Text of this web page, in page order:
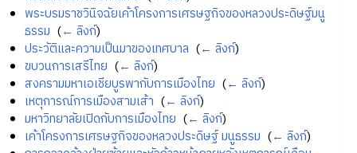
พระบรมราชวินิจฉัยเค้าโครงการเศรษฐกิจของหลวงประดิษฐ์มนู
ธรรม (← ลิงก์)
ประวัติและความเป็นมาของเทศบาล (← ลิงก์)
ขบวนการเสรีไทย (← ลิงก์)
สงครามมหาเอเชียบูรพากับการเมืองไทย (← ลิงก์)
เหตุการณ์การเมืองสามเส้า (← ลิงก์)
มหาวิทยาลัยเปิดกับการเมืองไทย (← ลิงก์)
เค้าโครงการเศรษฐกิจของหลวงประดิษฐ์ มนูธรรม (← ลิงก์)